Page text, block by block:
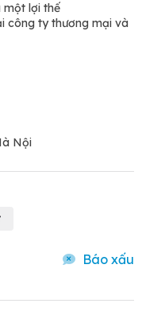
một lợi thế
công ty thương mại và
Nội
Báo xấu